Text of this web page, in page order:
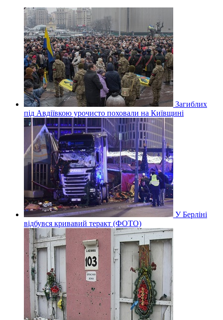
Загиблих
під Авдіївкою урочисто поховали на Київщині
У Берліні
відбувся кривавий теракт (ФОТО)